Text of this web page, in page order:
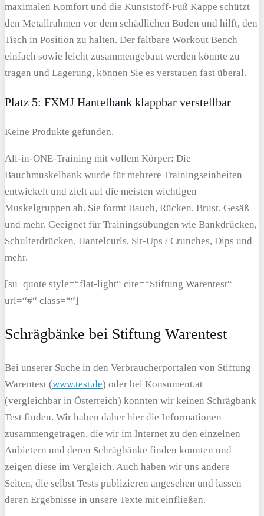
maximalen Komfort und die Kunststoff-Fuß Kappe schützt
den Metallrahmen vor dem schädlichen Boden und hilft, den
Tisch in Position zu halten. Der faltbare Workout Bench
einfach sowie leicht zusammengebaut werden könnte zu
tragen und Lagerung, können Sie es verstauen fast überal.
Platz 5: FXMJ Hantelbank klappbar verstellbar
Keine Produkte gefunden.
All-in-ONE-Training mit vollem Körper: Die
Bauchmuskelbank wurde für mehrere Trainingseinheiten
entwickelt und zielt auf die meisten wichtigen
Muskelgruppen ab. Sie formt Bauch, Rücken, Brust, Gesäß
und mehr. Geeignet für Trainingsübungen wie Bankdrücken,
Schulterdrücken, Hantelcurls, Sit-Ups / Crunches, Dips und
mehr.
[su_quote style=“flat-light“ cite=“Stiftung Warentest“
url=“#“ class=““]
Schrägbänke bei Stiftung Warentest
Bei unserer Suche in den Verbraucherportalen von Stiftung
Warentest (www.test.de) oder bei Konsument.at
(vergleichbar in Österreich) konnten wir keinen Schrägbank
Test finden. Wir haben daher hier die Informationen
zusammengetragen, die wir im Internet zu den einzelnen
Anbietern und deren Schrägbänke finden konnten und
zeigen diese im Vergleich. Auch haben wir uns andere
Seiten, die selbst Tests publizieren angesehen und lassen
deren Ergebnisse in unsere Texte mit einfließen.